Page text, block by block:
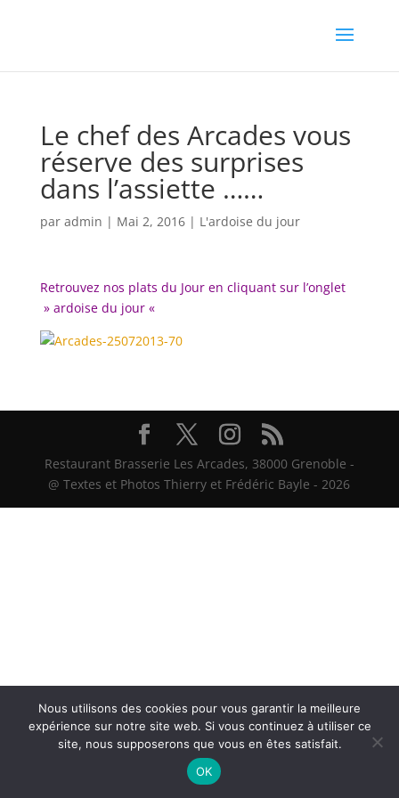
Le chef des Arcades vous
réserve des surprises
dans l’assiette ……
par admin | Mai 2, 2016| L'ardoise du jour
Retrouvez nos plats du Jour en cliquant sur l’onglet
» ardoise du jour «
Restaurant Brasserie Les Arcades, 38000 Grenoble -
@ Textes et Photos Thierry et Frédéric Bayle - 2026
Nous utilisons des cookies pour vous garantir la meilleure
expérience sur notre site web. Si vous continuez à utiliser ce
site, nous supposerons que vous en êtes satisfait.
OK